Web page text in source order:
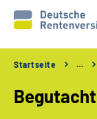
Startseite …